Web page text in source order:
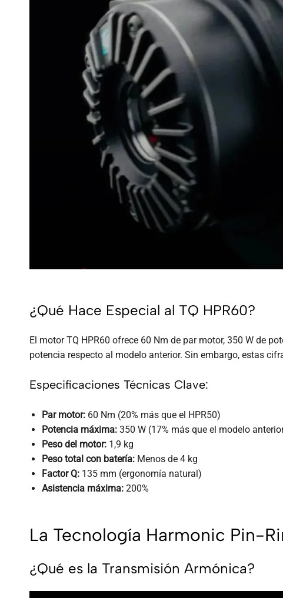
¿Qué Hace Especial al TQ HPR60?
El motor TQ HPR60 ofrece 60 Nm de par motor, 350 W de
potencia respecto al modelo anterior. Sin embargo, estas
Especificaciones Técnicas Clave:
Par motor:60 Nm (20% más que el HPR50)
Potencia máxima:350 W (17% más que el modelo
Peso del motor:1,9 kg
Peso total con batería:Menos de 4 kg
Factor Q:135 mm (ergonomía natural)
Asistencia máxima:200%
La Tecnología Harmonic Pin-
¿Qué es la Transmisión Armónica?